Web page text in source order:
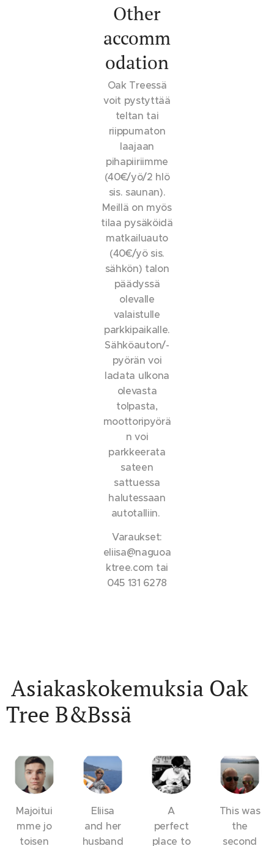
Other
accomm
odation
Oak Treessä
voit pystyttää
teltan tai
riippumaton
laajaan
pihapiiriimme
(40€/yö/2 hlö
sis. saunan).
Meillä on myös
tilaa pysäköidä
matkailuauto
(40€/yö sis.
sähkön) talon
päädyssä
olevalle
valaistulle
parkkipaikalle.
Sähköauton/-
pyörän voi
ladata ulkona
olevasta
tolpasta,
moottoripyörä
n voi
parkkeerata
sateen
sattuessa
halutessaan
autotalliin.
Varaukset:
eliisa@naguoa
ktree.com tai
045 131 6278
Asiakaskokemuksia Oak
Tree B&Bssä
Majoitui
mme jo
toisen
Eliisa
and her
husband
A
perfect
place to
This was
the
second